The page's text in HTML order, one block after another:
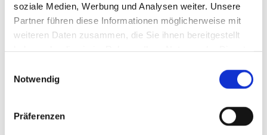
soziale Medien, Werbung und Analysen weiter. Unsere
Partner führen diese Informationen möglicherweise mit
weiteren Daten zusammen, die Sie ihnen bereitgestellt
Notwendig
Präferenzen
Mauerwerksabdichtung und Kellersanierung
–
trockene Wände für ein gesundes Raumklima
Hochdruckreinigung und Alublech-